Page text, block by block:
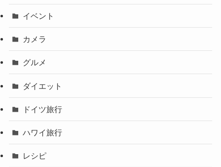
イベント
カメラ
グルメ
ダイエット
ドイツ旅行
ハワイ旅行
レシピ